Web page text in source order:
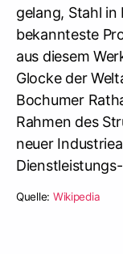
gelang, Stahl in
bekannteste
aus diesem
Glocke der
Bochumer
Rahmen des
neuer
Quelle: Wikipedia